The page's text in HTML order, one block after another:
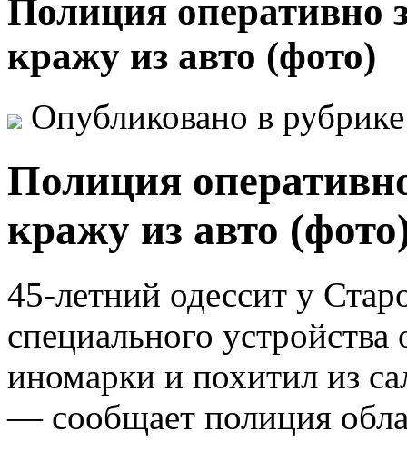
Полиция оперативно
кражу из авто (фото)
Опубликовано в
Полиция
кражу из авто
45-летний одессит у
специального
иномарки и похитил из
— сообщает полиция